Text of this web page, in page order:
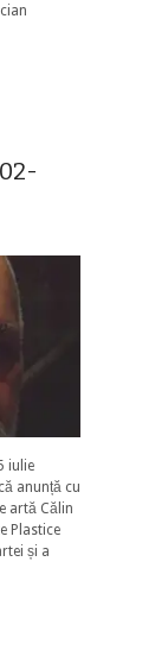
iulie
anunță cu
artă Călin
Plastice
și a